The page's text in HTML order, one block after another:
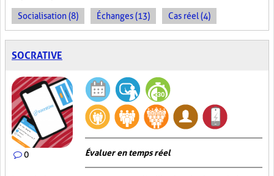
Socialisation (8) Échanges (13) Cas réel (4)
SOCRATIVE
0 Évaluer en temps réel